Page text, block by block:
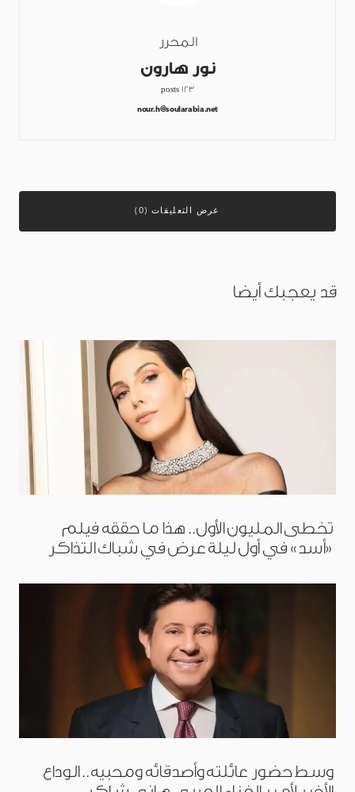
المحرر
نور هارون
123 posts
nour.h@soularabia.net
عرض التعليقات (0)
قد يعجبك أيضا
تخطى المليون الأول.. هذا ما حققه فيلم
«أسد» في أول ليلة عرض في شباك التذاكر
وسط حضور عائلته وأصدقائه ومحبيه.. الوداع